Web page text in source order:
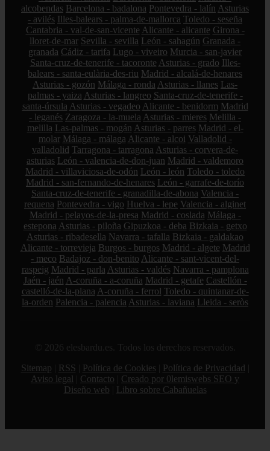
alcobendas Barcelona - badalona Pontevedra - lalín Asturias
- avilés Illes-balears - palma-de-mallorca Toledo - seseña
Cantabria - val-de-san-vicente Alicante - alicante Girona -
lloret-de-mar Sevilla - sevilla León - sahagún Granada -
granada Cádiz - tarifa Lugo - viveiro Murcia - san-javier
Santa-cruz-de-tenerife - tacoronte Asturias - grado Illes-
balears - santa-eulària-des-riu Madrid - alcalá-de-henares
Asturias - gozón Málaga - ronda Asturias - llanes Las-
palmas - yaiza Asturias - langreo Santa-cruz-de-tenerife -
santa-úrsula Asturias - vegadeo Alicante - benidorm Madrid
- leganés Zaragoza - la-muela Asturias - mieres Melilla -
melilla Las-palmas - mogán Asturias - parres Madrid - el-
molar Málaga - málaga Alicante - alcoi Valladolid -
valladolid Tarragona - tarragona Asturias - corvera-de-
asturias León - valencia-de-don-juan Madrid - valdemoro
Madrid - villaviciosa-de-odón León - león Toledo - toledo
Madrid - san-fernando-de-henares León - garrafe-de-torío
Santa-cruz-de-tenerife - granadilla-de-abona Valencia -
requena Pontevedra - vigo Huelva - lepe Valencia - alginet
Madrid - pelayos-de-la-presa Madrid - coslada Málaga -
estepona Asturias - piloña Gipuzkoa - deba Bizkaia - getxo
Asturias - ribadesella Navarra - tafalla Bizkaia - galdakao
Alicante - torrevieja Burgos - burgos Madrid - algete Madrid
- meco Badajoz - don-benito Alicante - sant-vicent-del-
raspeig Madrid - parla Asturias - valdés Navarra - pamplona
Jaén - jaén A-coruña - a-coruña Madrid - getafe Castellón -
castelló-de-la-plana A-coruña - ferrol Toledo - quintanar-de-
la-orden Palencia - palencia Asturias - laviana Lleida - seròs
© 2026 elesbardu.es. Todos los derechos reservados.
Sitemap
RSS Política de Cookies Política de Privacidad
Aviso legal
Contacto
Creado por 0lemiswebs SEO y
Diseño web
Libro sobre Cabañuelas